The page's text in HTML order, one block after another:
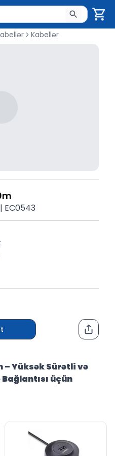
simvol yazın. Göndərmək
Kabellər
EC0543
– Yüksək Sürətli və
üçün
avadanlıqları arasında
istifadə üçün